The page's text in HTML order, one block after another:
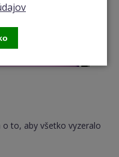
o to, aby všetko vyzeralo